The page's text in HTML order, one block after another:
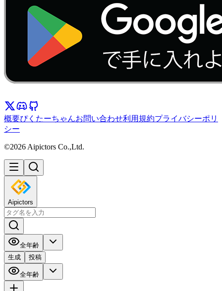
概要ぴくたーちゃんお問い合わせ利用規約プライバシーポリ
シー
©2026 Aipictors Co.,Ltd.
Aipictors
全年齢
生成
投稿
全年齢